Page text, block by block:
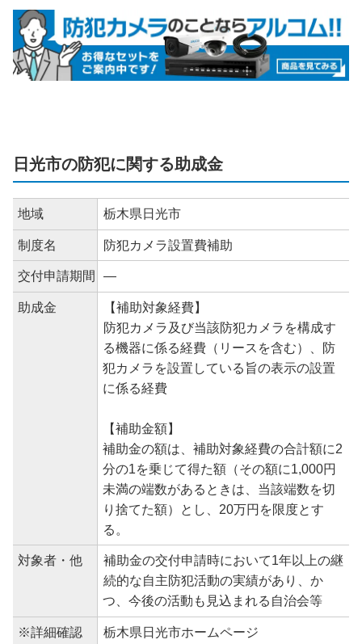
日光市の防犯に関する助成金
地域 栃木県日光市
制度名 防犯カメラ設置費補助
交付申請期間 ―
助成金
【補助対象経費】
防犯カメラ及び当該防犯カメラを構成す
る機器に係る経費（リースを含む）、防
犯カメラを設置している旨の表示の設置
に係る経費
【補助金額】
補助金の額は、補助対象経費の合計額に2
分の1を乗じて得た額（その額に1,000円
未満の端数があるときは、当該端数を切
り捨てた額）とし、20万円を限度とす
る。
対象者・他
補助金の交付申請時において1年以上の継
続的な自主防犯活動の実績があり、か
つ、今後の活動も見込まれる自治会等
※詳細確認
栃木県日光市ホームページ